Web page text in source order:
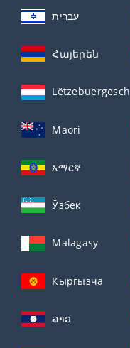
עברית
Հայերեն
Lëtzebuergesch
Maori
አማርኛ
Ўзбек
Malagasy
Кыргызча
ລາວ